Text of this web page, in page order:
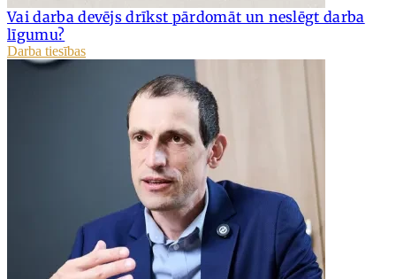
Vai darba devējs drīkst pārdomāt un neslēgt darba
līgumu?
Darba tiesības